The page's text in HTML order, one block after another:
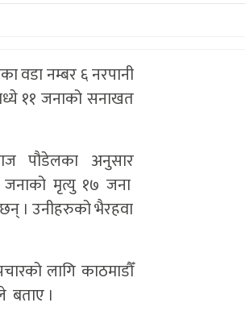
वडा नम्बर ६ नरपानी
११ जनाको सनाखत
पौडेलका अनुसार
मृत्यु १७ जना
। उनीहरुको भैरहवा
लागि काठमाडौँ
बताए ।